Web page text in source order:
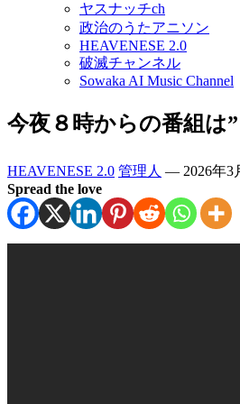
ヤスナッチch
政治のうたアニソン
HEAVENESE 2.0
破滅チャンネル
Sowaka AI Music Channel
今夜８時からの番組は
HEAVENESE 2.0 管理人 — 2026年3
Spread the love